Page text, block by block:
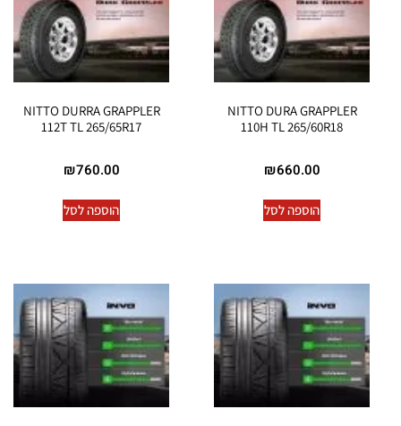
NITTO DURA GRAPPLER
110H TL 265/60R18
₪660.00
הוספה לסל
NITTO DURRA GRAPPLER
112T TL 265/65R17
₪760.00
הוספה לסל